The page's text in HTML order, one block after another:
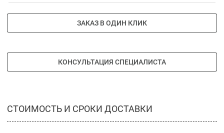
ЗАКАЗ В ОДИН КЛИК
КОНСУЛЬТАЦИЯ СПЕЦИАЛИСТА
СТОИМОСТЬ И СРОКИ ДОСТАВКИ